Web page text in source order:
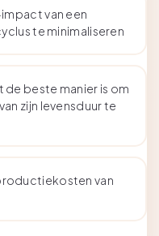
van een
te minimaliseren
beste manier is om
zijn levensduur te
van